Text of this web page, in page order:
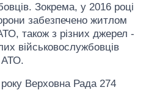
Зокрема, у 2016 році
забезпечено житлом
також з різних джерел -
військовослужбовців
АТО.
Верховна Рада 274